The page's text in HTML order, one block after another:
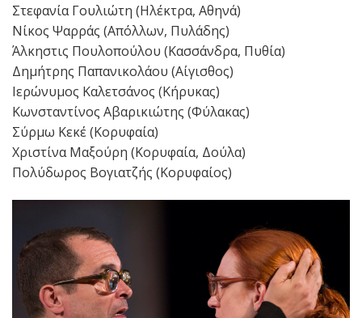
Στεφανία Γουλιώτη (Ηλέκτρα, Αθηνά)
Νίκος Ψαρράς (Απόλλων, Πυλάδης)
Άλκηστις Πουλοπούλου (Κασσάνδρα, Πυθία)
Δημήτρης Παπανικολάου (Αίγισθος)
Ιερώνυμος Καλετσάνος (Κήρυκας)
Κωνσταντίνος Αβαρικιώτης (Φύλακας)
Σύρμω Κεκέ (Κορυφαία)
Χριστίνα Μαξούρη (Κορυφαία, Δούλα)
Πολύδωρος Βογιατζής (Κορυφαίος)